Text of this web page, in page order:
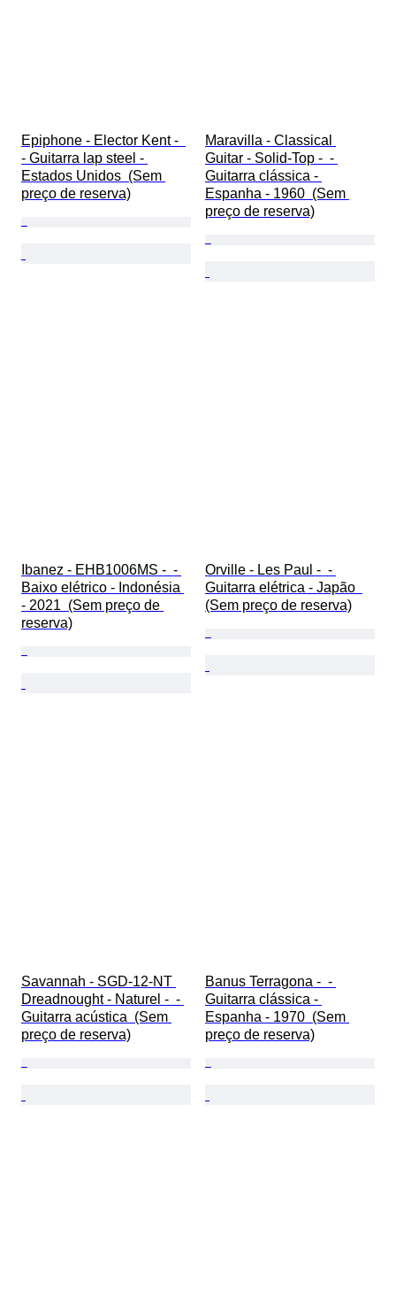
Epiphone - Elector Kent -
- Guitarra lap steel -
Estados Unidos  (Sem
preço de reserva)
Maravilla - Classical
Guitar - Solid-Top -  -
Guitarra clássica -
Espanha - 1960  (Sem
preço de reserva)
Ibanez - EHB1006MS -  -
Baixo elétrico - Indonésia
- 2021  (Sem preço de
reserva)
Orville - Les Paul -  -
Guitarra elétrica - Japão
(Sem preço de reserva)
Savannah - SGD-12-NT
Dreadnought - Naturel -  -
Guitarra acústica  (Sem
preço de reserva)
Banus Terragona -  -
Guitarra clássica -
Espanha - 1970  (Sem
preço de reserva)